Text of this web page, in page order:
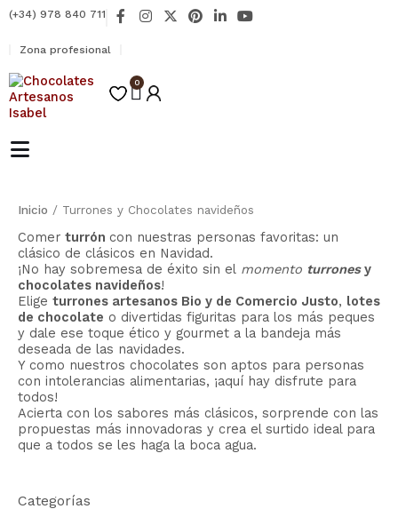
(+34) 978 840 711
F
a
o
o
I
g
r
X
P
i
L
Y
Zona profesional
0
Carrito
Inicio / Turrones y Chocolates navideños
Comer turrón con nuestras personas favoritas: un
clásico de clásicos en Navidad.
¡No hay sobremesa de éxito sin el momento turronesy
chocolates navideños!
Elige turrones artesanos Bio y de Comercio Justo, lotes
de chocolate o divertidas figuritas para los más peques
y dale ese toque ético y gourmet a la bandeja más
deseada de las navidades.
Y como nuestros chocolates son aptos para personas
con intolerancias alimentarias, ¡aquí hay disfrute para
todos!
Acierta con los sabores más clásicos, sorprende con las
propuestas más innovadoras y crea el surtido ideal para
que a todos se les haga la boca agua.
Categorías